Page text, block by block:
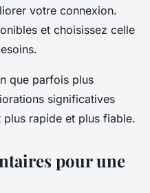
votre connexion.
et choisissez celle
que parfois plus
significatives
rapide et plus fiable.
pour une